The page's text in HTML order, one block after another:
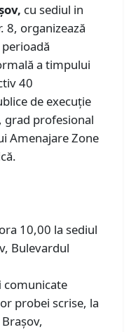
cu sediul in
8, organizează
a timpului
40
de execuţie
grad profesional
Amenajare Zone
10,00 la sediul
Bulevardul
comunicate
probei scrise, la